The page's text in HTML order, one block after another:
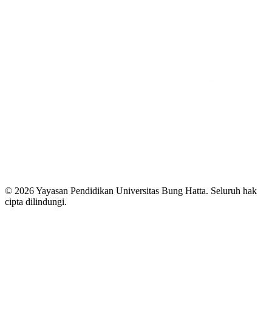
© 2026 Yayasan Pendidikan Universitas Bung Hatta. Seluruh hak
cipta dilindungi.